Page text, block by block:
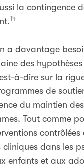
la contingence
14
a davantage
des
à-dire sur la
de
du maintien
Tout comme
contrôlées
dans les
enfants et aux